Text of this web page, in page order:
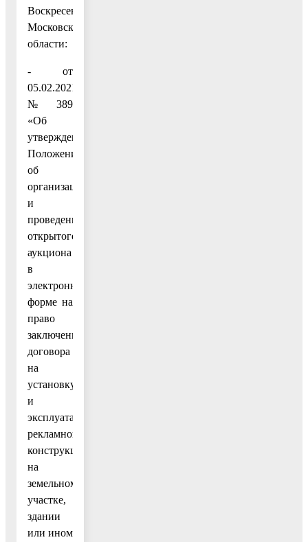
Воскресенск
Московской
области:
- от
05.02.2021
№ 389
«Об
утверждении
Положения
об
организации
и
проведении
открытого
аукциона
в
электронной
форме на
право
заключения
договора
на
установку
и
эксплуатацию
рекламной
конструкции
на
земельном
участке,
здании
или ином